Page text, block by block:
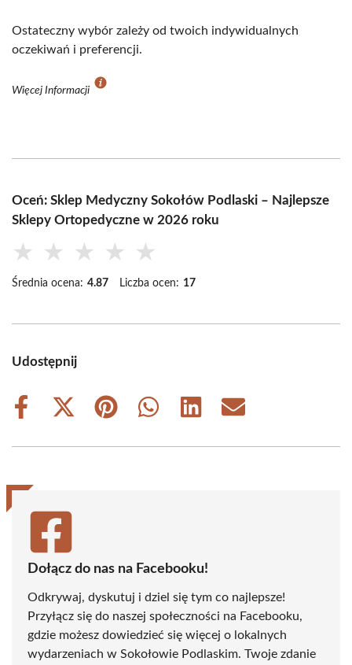
Ostateczny wybór zależy od twoich indywidualnych
oczekiwań i preferencji.
Więcej Informacji
Oceń: Sklep Medyczny Sokołów Podlaski – Najlepsze
Sklepy Ortopedyczne w 2026 roku
★ ★ ★ ★ ★
Średnia ocena: 4.87 Liczba ocen: 17
Udostępnij
Share
Share
(Twitter)
Share
Share
Share
Share
Dołącz do nas na Facebooku!
Odkrywaj, dyskutuj i dziel się tym co najlepsze!
Przyłącz się do naszej społeczności na Facebooku,
gdzie możesz dowiedzieć się więcej o lokalnych
wydarzeniach w Sokołowie Podlaskim. Twoje zdanie